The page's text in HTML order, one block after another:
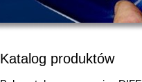
Katalog produktów